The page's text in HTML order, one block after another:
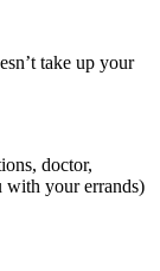
take up your
doctor,
with your errands)